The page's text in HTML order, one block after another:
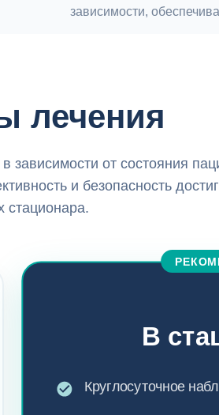
зависимости,
лечения
от состояния
и безопасность
стационара.
В
Круглосуточное